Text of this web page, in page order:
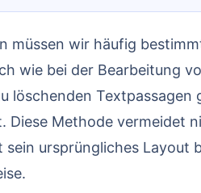
wie bei der Bearbeitung
löschenden
Diese Methode vermeidet
ursprüngliches